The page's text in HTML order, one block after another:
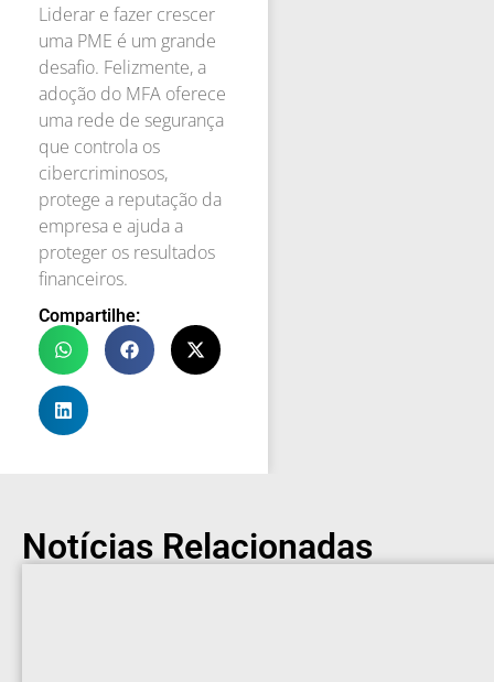
Liderar e fazer crescer
uma PME é um grande
desafio. Felizmente, a
adoção do MFA oferece
uma rede de segurança
que controla os
cibercriminosos,
protege a reputação da
empresa e ajuda a
proteger os resultados
financeiros.
Compartilhe:
Notícias Relacionadas